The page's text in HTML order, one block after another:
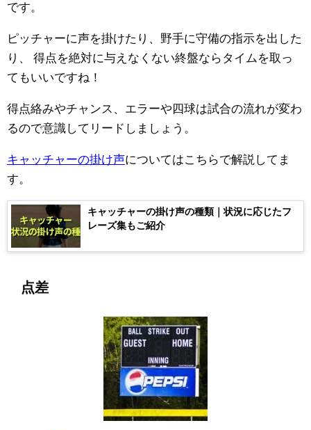
です。
ピッチャーに声を掛けたり、野手に守備の指示を出した
り、
得点を絶対に与えなくない終盤ならタイムを取っ
てもいいですね！
得点絡みやチャンス、エラーや四球は試合の流れが変わ
るので意識してリードしましょう。
キャッチャーの掛け声についてはこちらで解説してま
す。
キャッチャーの掛け声の種類｜状況に応じたフ
レーズ集もご紹介
点差